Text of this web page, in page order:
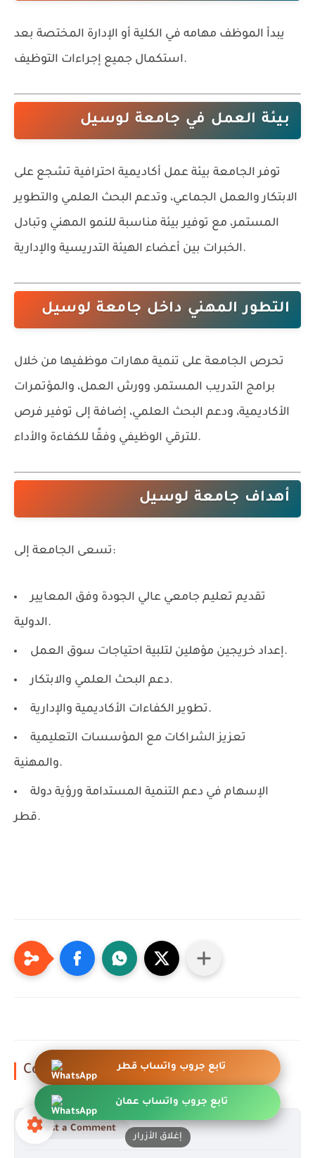
يبدأ الموظف مهامه في الكلية أو الإدارة المختصة بعد
استكمال جميع إجراءات التوظيف.
بيئة العمل في جامعة لوسيل
توفر الجامعة بيئة عمل أكاديمية احترافية تشجع على
الابتكار والعمل الجماعي، وتدعم البحث العلمي والتطوير
المستمر، مع توفير بيئة مناسبة للنمو المهني وتبادل
الخبرات بين أعضاء الهيئة التدريسية والإدارية.
التطور المهني داخل جامعة لوسيل
تحرص الجامعة على تنمية مهارات موظفيها من خلال
برامج التدريب المستمر، وورش العمل، والمؤتمرات
الأكاديمية، ودعم البحث العلمي، إضافة إلى توفير فرص
للترقي الوظيفي وفقًا للكفاءة والأداء.
أهداف جامعة لوسيل
تسعى الجامعة إلى:
تقديم تعليم جامعي عالي الجودة وفق المعايير
الدولية.
إعداد خريجين مؤهلين لتلبية احتياجات سوق العمل.
دعم البحث العلمي والابتكار.
تطوير الكفاءات الأكاديمية والإدارية.
تعزيز الشراكات مع المؤسسات التعليمية
والمهنية.
الإسهام في دعم التنمية المستدامة ورؤية دولة
قطر.
Comments
Post a Comment
تابع جروب واتساب قطر
تابع جروب واتساب عمان
إغلاق الأزرار